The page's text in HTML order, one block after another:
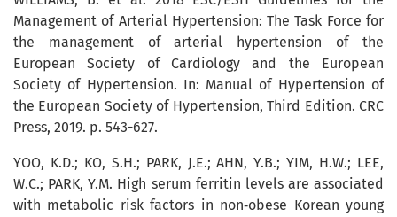
Management of Arterial Hypertension: The Task Force for
the management of arterial hypertension of the
European Society of Cardiology and the European
Society of Hypertension. In: Manual of Hypertension of
the European Society of Hypertension, Third Edition. CRC
Press, 2019. p. 543-627.
YOO, K.D.; KO, S.H.; PARK, J.E.; AHN, Y.B.; YIM, H.W.; LEE,
W.C.; PARK, Y.M. High serum ferritin levels are associated
with metabolic risk factors in non‐obese Korean young